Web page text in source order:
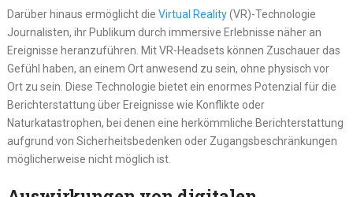
Darüber hinaus ermöglicht die Virtual Reality(VR)-Technologie
Journalisten, ihr Publikum durch immersive Erlebnisse näher an
Ereignisse heranzuführen. Mit VR-Headsets können Zuschauer das
Gefühl haben, an einem Ort anwesend zu sein, ohne physisch vor
Ort zu sein. Diese Technologie bietet ein enormes Potenzial für die
Berichterstattung über Ereignisse wie Konflikte oder
Naturkatastrophen, bei denen eine herkömmliche Berichterstattung
aufgrund von Sicherheitsbedenken oder Zugangsbeschränkungen
möglicherweise nicht möglich ist.